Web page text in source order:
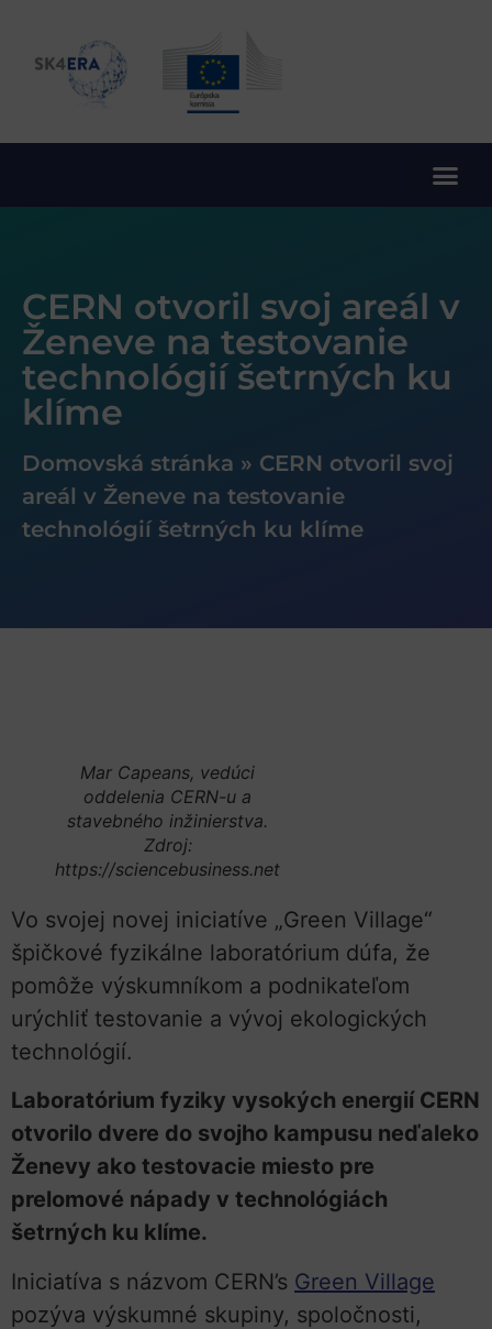
CERN otvoril svoj areál v
Ženeve na testovanie
technológií šetrných ku
klíme
Domovská stránka » CERN otvoril svoj
areál v Ženeve na testovanie
technológií šetrných ku klíme
Mar Capeans, vedúci
oddelenia CERN-u a
stavebného inžinierstva.
Zdroj:
https://sciencebusiness.net
Vo svojej novej iniciatíve „Green Village“
špičkové fyzikálne laboratórium dúfa, že
pomôže výskumníkom a podnikateľom
urýchliť testovanie a vývoj ekologických
technológií.
Laboratórium fyziky vysokých energií CERN
otvorilo dvere do svojho kampusu neďaleko
Ženevy ako testovacie miesto pre
prelomové nápady v technológiách
šetrných ku klíme.
Iniciatíva s názvom CERN’s Green Village
pozýva výskumné skupiny, spoločnosti,